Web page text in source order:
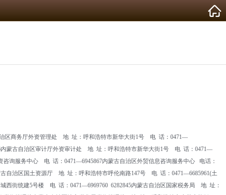
区商务厅外资管理处 地 址：呼和浩特市新华大街1号 电 话：0471—
蒙古自治区审计厅外资审计处 地 址：呼和浩特市新华大街1号 电 话：0471—
询服务中心 电 话：0471—6945867内蒙古自治区外贸信息咨询服务中心 电话：
自治区国土资源厅 地 址：呼和浩特市呼伦南路147号 电 话：0471—6685961(土
统建5号楼 电 话：0471—6969760 6282845内蒙古自治区国家税务局 地 址：